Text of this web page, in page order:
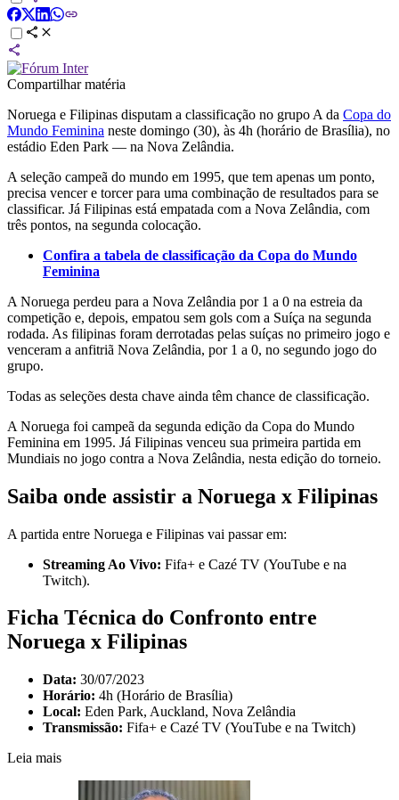
Compartilhar matéria
Noruega e Filipinas disputam a classificação no grupo A da Copa do
Mundo Feminina neste domingo (30), às 4h (horário de Brasília), no
estádio Eden Park — na Nova Zelândia.
A seleção campeã do mundo em 1995, que tem apenas um ponto,
precisa vencer e torcer para uma combinação de resultados para se
classificar. Já Filipinas está empatada com a Nova Zelândia, com
três pontos, na segunda colocação.
Confira a tabela de classificação da Copa do Mundo
Feminina
A Noruega perdeu para a Nova Zelândia por 1 a 0 na estreia da
competição e, depois, empatou sem gols com a Suíça na segunda
rodada. As filipinas foram derrotadas pelas suíças no primeiro jogo e
venceram a anfitriã Nova Zelândia, por 1 a 0, no segundo jogo do
grupo.
Todas as seleções desta chave ainda têm chance de classificação.
A Noruega foi campeã da segunda edição da Copa do Mundo
Feminina em 1995. Já Filipinas venceu sua primeira partida em
Mundiais no jogo contra a Nova Zelândia, nesta edição do torneio.
Saiba onde assistir a Noruega x Filipinas
A partida entre Noruega e Filipinas vai passar em:
Streaming Ao Vivo: Fifa+ e Cazé TV (YouTube e na
Twitch).
Ficha Técnica do Confronto entre
Noruega x Filipinas
Data: 30/07/2023
Horário: 4h (Horário de Brasília)
Local: Eden Park, Auckland, Nova Zelândia
Transmissão: Fifa+ e Cazé TV (YouTube e na Twitch)
Leia mais